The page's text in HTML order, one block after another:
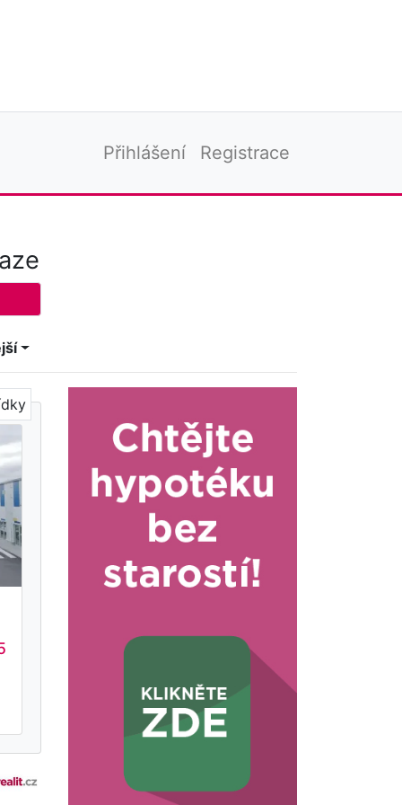
Přihlášení Registrace